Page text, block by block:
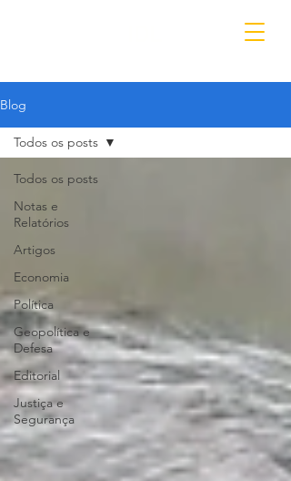
Blog
Todos os posts
Notas e
Relatórios
Artigos
Economia
Política
Geopolítica e
Defesa
Editorial
Justiça e
Segurança
Todos os posts